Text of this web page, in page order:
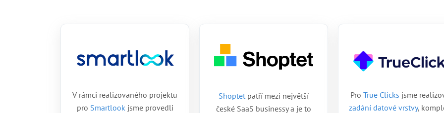
V rámci realizovaného projektu
pro Smartlookjsme provedli
Shoptet patří mezi největší
české SaaS businessy a je to
Pro True Clicks jsme
zadání datové vrstvy,